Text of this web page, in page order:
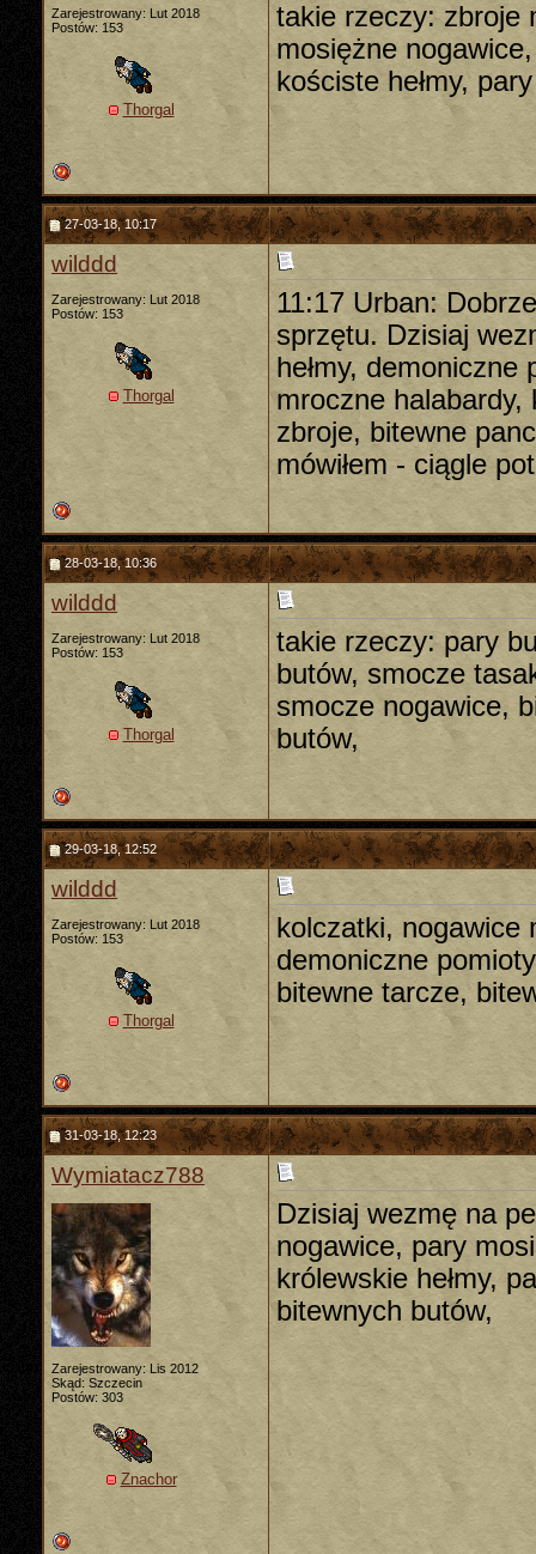
Zarejestrowany: Lut 2018
Postów: 153
Thorgal
takie rzeczy: zbroje
mosiężne
kościste hełmy,
27-03-18, 10:17
wilddd
Zarejestrowany: Lut 2018
Postów: 153
Thorgal
11:17 Urban:
sprzętu. Dzisiaj
hełmy,
mroczne
zbroje, bitewne
mówiłem - ciągle
28-03-18, 10:36
wilddd
Zarejestrowany: Lut 2018
Postów: 153
Thorgal
takie rzeczy: pary
butów, smocze
smocze nogawice,
butów,
29-03-18, 12:52
wilddd
Zarejestrowany: Lut 2018
Postów: 153
Thorgal
kolczatki, nogawice
demoniczne
bitewne tarcze,
31-03-18, 12:23
Wymiatacz788
Zarejestrowany: Lis 2012
Skąd: Szczecin
Postów: 303
Znachor
Dzisiaj wezmę na
nogawice, pary
królewskie hełmy,
bitewnych butów,